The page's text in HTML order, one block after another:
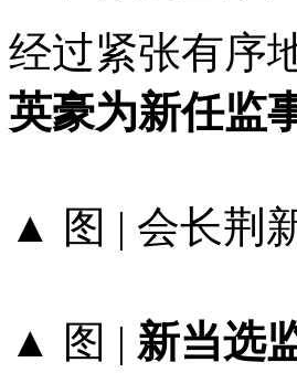
经过紧张有序
英豪为新任监
▲ 图 | 会长荆
▲ 图 | 新当选